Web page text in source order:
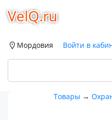
VelQ.ru
Мордовия Войти в
Товары →